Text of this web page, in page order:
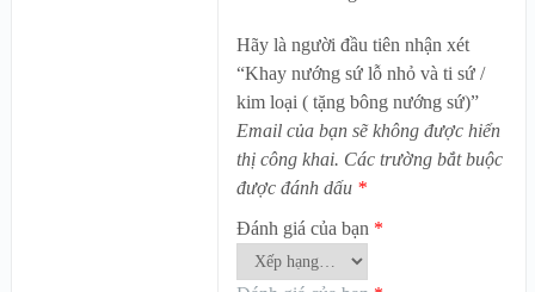
Hãy là người đầu tiên nhận xét
“Khay nướng sứ lỗ nhỏ và ti sứ /
kim loại ( tặng bông nướng sứ)”
Email của bạn sẽ không được hiển
thị công khai. Các trường bắt buộc
được đánh dấu *
Đánh giá của bạn *